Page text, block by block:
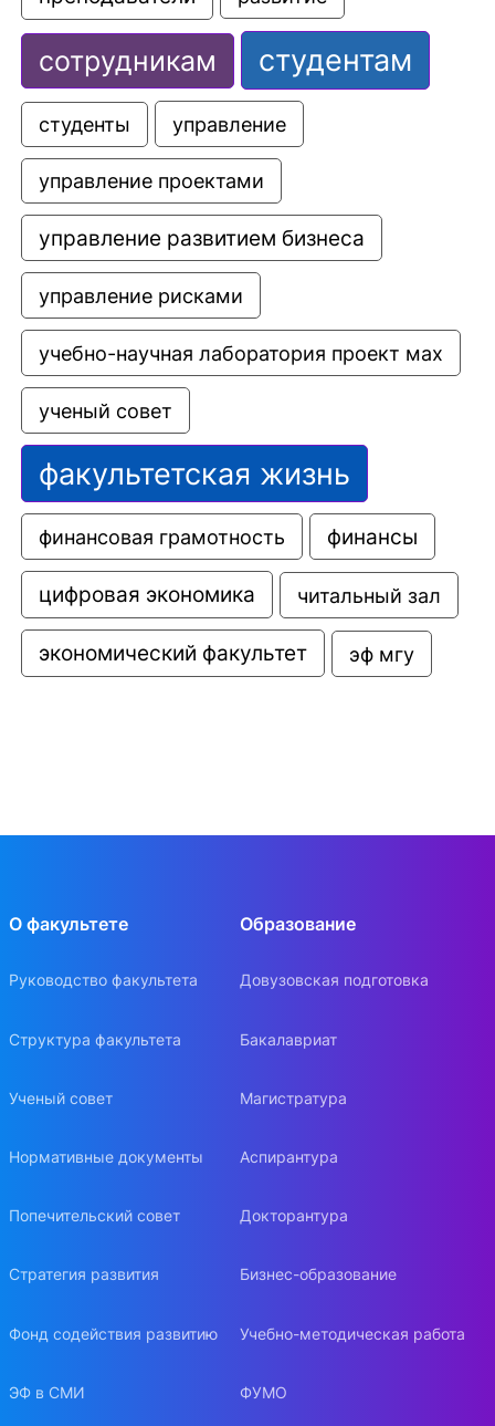
сотрудникам студентам
студенты управление
управление проектами
управление развитием бизнеса
управление рисками
учебно-научная лаборатория проект мах
ученый совет
факультетская жизнь
финансовая грамотность финансы
цифровая экономика читальный зал
экономический факультет эф мгу
О факультете
Руководство факультета
Структура факультета
Ученый совет
Нормативные документы
Попечительский совет
Стратегия развития
Фонд содействия развитию
ЭФ в СМИ
Образование
Довузовская подготовка
Бакалавриат
Магистратура
Аспирантура
Докторантура
Бизнес-образование
Учебно-методическая работа
ФУМО